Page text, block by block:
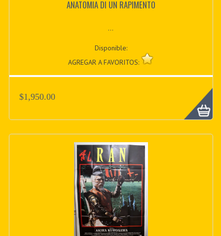
ANATOMIA DI UN RAPIMENTO
...
Disponible:
AGREGAR A FAVORITOS:
$1,950.00